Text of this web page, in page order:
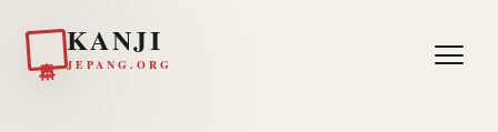
KANJI
JEPANG.ORG